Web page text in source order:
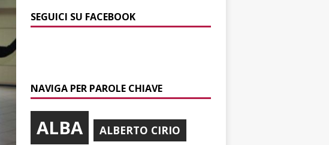
SEGUICI SU FACEBOOK
NAVIGA PER PAROLE CHIAVE
ALBA ALBERTO CIRIO